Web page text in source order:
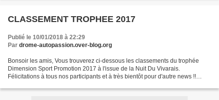
CLASSEMENT TROPHEE 2017
Publié le 10/01/2018 à 22:29
Par drome-autopassion.over-blog.org
Bonsoir les amis, Vous trouverez ci-dessous les classements du trophée
Dimension Sport Promotion 2017 à l'issue de la Nuit Du Vivarais.
Félicitations à tous nos participants et à très bientôt pour d'autre news !!